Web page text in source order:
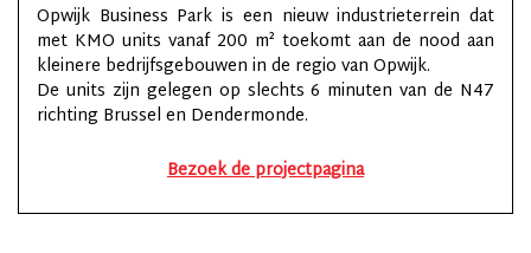
Opwijk Business Park is een nieuw industrieterrein dat
met KMO units vanaf 200 m² toekomt aan de nood aan
kleinere bedrijfsgebouwen in de regio van Opwijk.
De units zijn gelegen op slechts 6 minuten van de N47
richting Brussel en Dendermonde.
Bezoek de projectpagina